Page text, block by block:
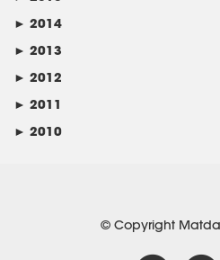
► 2014
► 2013
► 2012
► 2011
► 2010
© Copyright